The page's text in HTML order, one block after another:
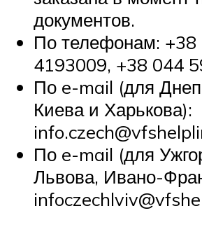
документов.
По телефонам: +38
4193009, +38 044
По e-mail (для
Киева и Харькова):
По e-mail (для
Львова, Ивано-